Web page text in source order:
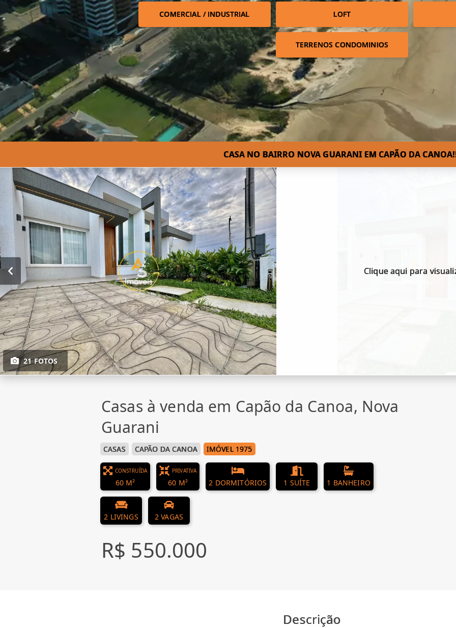
COMERCIAL / INDUSTRIAL LOFT
TERRENOS CONDOMINIOS
CASA NO BAIRRO NOVA GUARANI EM CAPÃO DA
21 FOTOS
Clique aqui para
Casas à venda em Capão da Canoa, Nova
Guarani
CASAS CAPÃO DA CANOA IMÓVEL 1975
CONSTRUÍDA
60 M²
PRIVATIVA
60 M² 2 DORMITÓRIOS 1 SUÍTE 1 BANHEIRO
2 LIVINGS 2 VAGAS
R$ 550.000
Descrição